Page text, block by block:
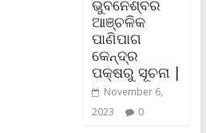
ଭୁବନେଶ୍ବର
ଆଞ୍ଚଳିକ
ପାଣିପାଗ
କେନ୍ଦ୍ର
ପକ୍ଷରୁ ସୂଚନା |
November 6,
2023
0